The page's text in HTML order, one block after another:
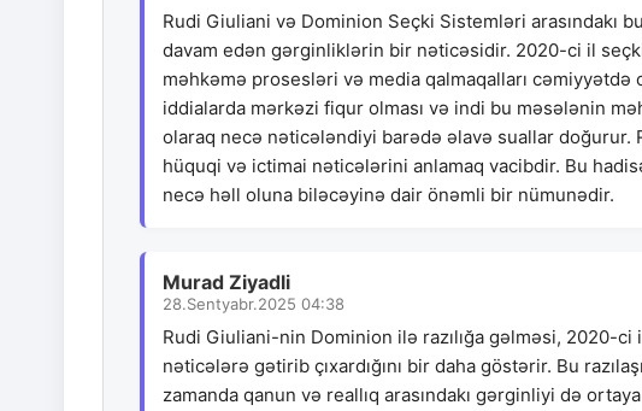
Rudi Giuliani və Dominion Seçki Sistemləri arasındakı
davam edən gərginliklərin bir nəticəsidir. 2020-ci il
məhkəmə prosesləri və media qalmaqalları
iddialarda mərkəzi fiqur olması və indi bu məsələnin
olaraq necə nəticələndiyi barədə əlavə suallar doğurur.
hüquqi və ictimai nəticələrini anlamaq vacibdir. Bu
necə həll oluna biləcəyinə dair önəmli bir nümunədir.
Murad Ziyadli
28.Sentyabr.2025 04:38
Rudi Giuliani-nin Dominion ilə razılığa gəlməsi, 2020-ci
nəticələrə gətirib çıxardığını bir daha göstərir. Bu
zamanda qanun və reallıq arasındakı gərginliyi də